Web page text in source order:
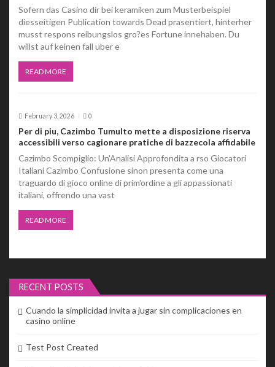
Sofern das Casino dir bei keramiken zum Musterbeispiel
diesseitigen Publication towards Dead prasentiert, hinterher
musst respons reibungslos gro?es Fortune innehaben. Du
willst auf keinen fall uber e
READ MORE
February 3, 2026 0
Per di piu, Cazimbo Tumulto mette a disposizione riserva
accessibili verso cagionare pratiche di bazzecola affidabile
Cazimbo Scompiglio: Un'Analisi Approfondita a rso Giocatori
Italiani Cazimbo Confusione sinon presenta come una
traguardo di gioco online di prim'ordine a gli appassionati
italiani, offrendo una vast
READ MORE
RECENT POSTS
Cuando la simplicidad invita a jugar sin complicaciones en
casino online
Test Post Created